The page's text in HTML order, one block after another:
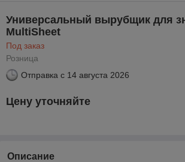
Универсальный вырубщик для
MultiSheet
Под заказ
Розница
Отправка с 14 августа 2026
Цену уточняйте
Описание